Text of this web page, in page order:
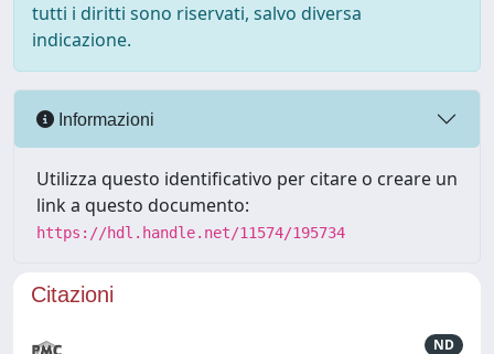
tutti i diritti sono riservati, salvo diversa
indicazione.
Informazioni
Utilizza questo identificativo per citare o creare un
link a questo documento:
https://hdl.handle.net/11574/195734
Citazioni
ND